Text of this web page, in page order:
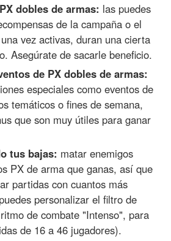
dobles de armas: las puedes
de la campaña o el
vez activas, duran una cierta
Asegúrate de sacarle beneficio.
de PX dobles de armas:
especiales como eventos de
temáticos o fines de semana,
que son muy útiles para ganar
tus bajas: matar enemigos
PX de arma que ganas, así que
partidas con cuantos más
personalizar el filtro de
de combate "Intenso", para
de 16 a 46 jugadores).